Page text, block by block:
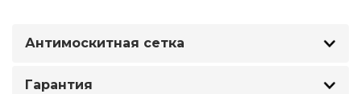
Антимоскитная сетка
Гарантия